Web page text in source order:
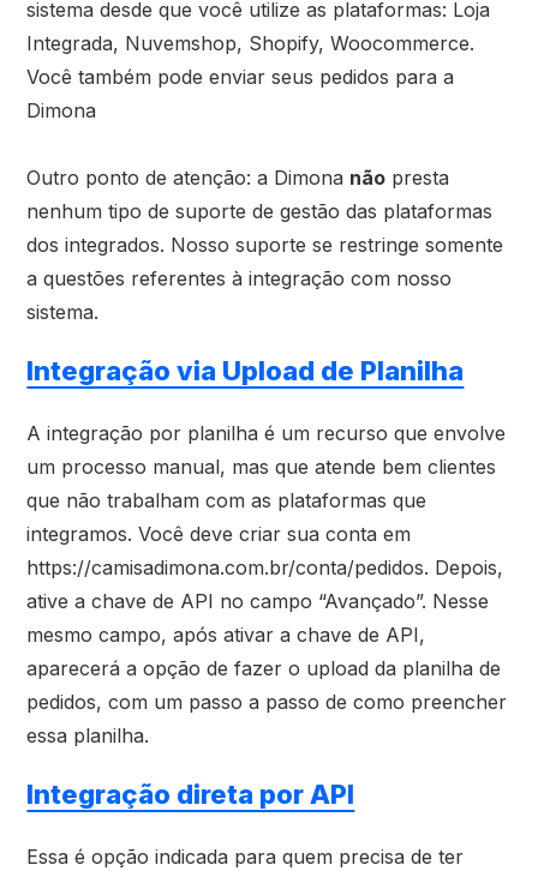
sistema desde que você utilize as plataformas: Loja
Integrada, Nuvemshop, Shopify, Woocommerce.
Você também pode enviar seus pedidos para a
Dimona
Outro ponto de atenção: a Dimona não presta
nenhum tipo de suporte de gestão das plataformas
dos integrados. Nosso suporte se restringe somente
a questões referentes à integração com nosso
sistema.
Integração via Upload de Planilha
A integração por planilha é um recurso que envolve
um processo manual, mas que atende bem clientes
que não trabalham com as plataformas que
integramos. Você deve criar sua conta em
https://camisadimona.com.br/conta/pedidos. Depois,
ative a chave de API no campo “Avançado”. Nesse
mesmo campo, após ativar a chave de API,
aparecerá a opção de fazer o upload da planilha de
pedidos, com um passo a passo de como preencher
essa planilha.
Integração direta por API
Essa é opção indicada para quem precisa de ter